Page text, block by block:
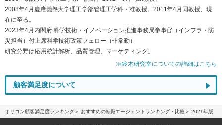
2008年4月慶應義塾大学理工学部管理工学科・准教授。2011年4月同教授、現
在に至る。
2023年4月内閣府 科学技術・イノベーション推進事務局参事官（インフラ・防
災担当）付上席科学技術政策フェロー（非常勤）
研究分野は応用統計解析、品質管理、マーケティング。
≫鈴木研究室についての詳細はこちら
顧客満足度について
オリコン顧客満足度ランキング おすすめの転職エージェントランキング・比較 2021年版